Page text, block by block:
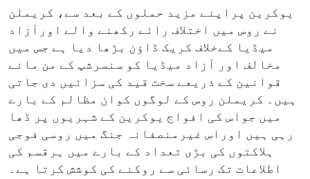
یوکرین پراپنے مزید حملوں کے بعد سے، کریملن
نے روس میں اختلاف رائے رکھنے والے اورآزاد
میڈیا کےخلاف کریک ڈاؤن بڑھا دیا ہے جس میں
مخالف اور آزاد میڈیا کو سنسرشپ کے من مانے
قوانین کے ذریعے سخت قید کی سزائیں دی جاتی
ہیں۔ کریملن روس کے لوگوں کوان مظالم کے بارے
میں جواس کی افواج یوکرین کے شہریوں پر ڈھا
رہی ہیں اوراس غیرمنصفانہ جنگ میں روسی فوجی
ہلاکتوں کی بڑی تعداد کے بارے میں ہرقسم کی
اطلاعات تک رسائی سے روکنے کی کوشش کرتا ہے۔